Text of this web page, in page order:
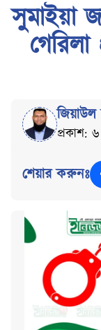
সুমাইয়া
প্রকাশ:
শেয়ার করুনঃ